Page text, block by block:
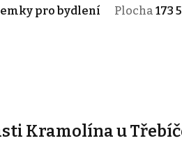
pro bydlení Plocha 173
Kramolína u